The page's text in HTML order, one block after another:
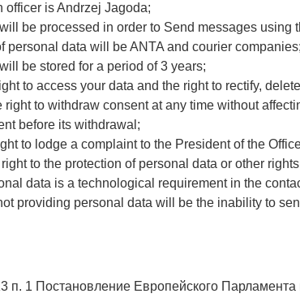
officer is Andrzej Jagoda;
be processed in order to Send messages using
personal data will be ANTA and courier companies;
be stored for a period of 3 years;
to access your data and the right to rectify,
right to withdraw consent at any time without
before its withdrawal;
to lodge a complaint to the President of the
to the protection of personal data or other
data is a technological requirement in the
providing personal data will be the inability to
п. 1 Постановление Европейского